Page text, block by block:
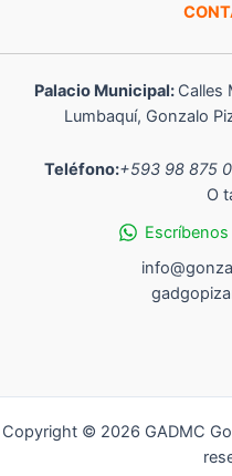
Palacio Municipal: Calles
Lumbaquí, Gonzalo
Teléfono:+593 98 875
O
Copyright © 2026 GADMC